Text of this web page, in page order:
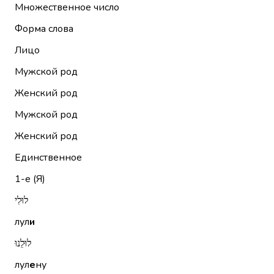
Множественное число
Форма слова
Лицо
Мужской род
Женский род
Мужской род
Женский род
Единственное
1-е (Я)
לוּלִי
лули
לוּלֵנוּ
лулену